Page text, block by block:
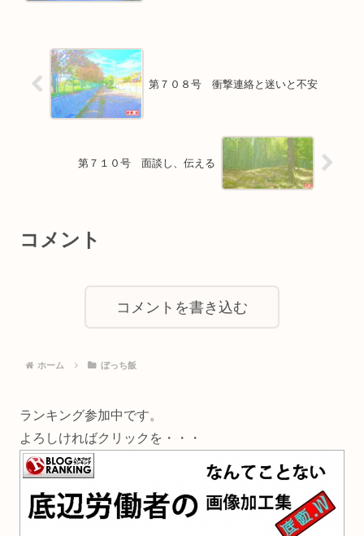
第７０８号 衝撃連絡と迷いと不安
第７１０号 面談し、伝える
コメント
コメントを書き込む
ホーム ぼっち飯
ランキング参加中です。
よろしければクリックを・・・